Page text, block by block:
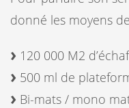
donné les moyens
120 000 M2
500 ml de
Bi-mats / mono